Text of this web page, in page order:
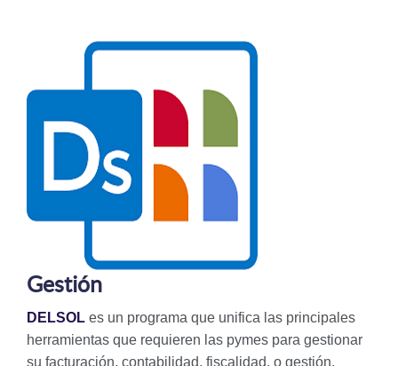
Gestión
DELSOL es un programa que unifica las principales
herramientas que requieren las pymes para gestionar
su facturación, contabilidad, fiscalidad, o gestión.